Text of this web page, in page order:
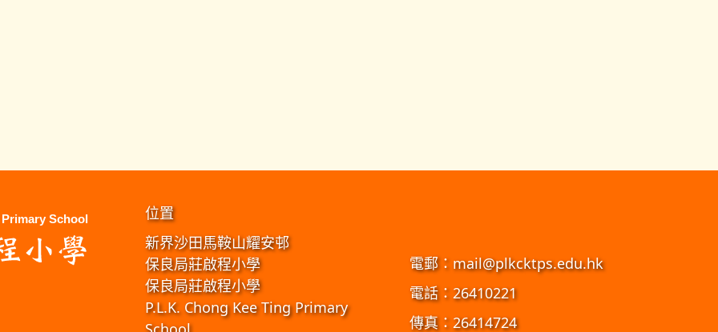
位置
新界沙田馬鞍山耀安邨
保良局莊啟程小學
保良局莊啟程小學
P.L.K. Chong Kee Ting Primary
電郵： mail@plkcktps.edu.hk
電話：26410221
傳真：26414724